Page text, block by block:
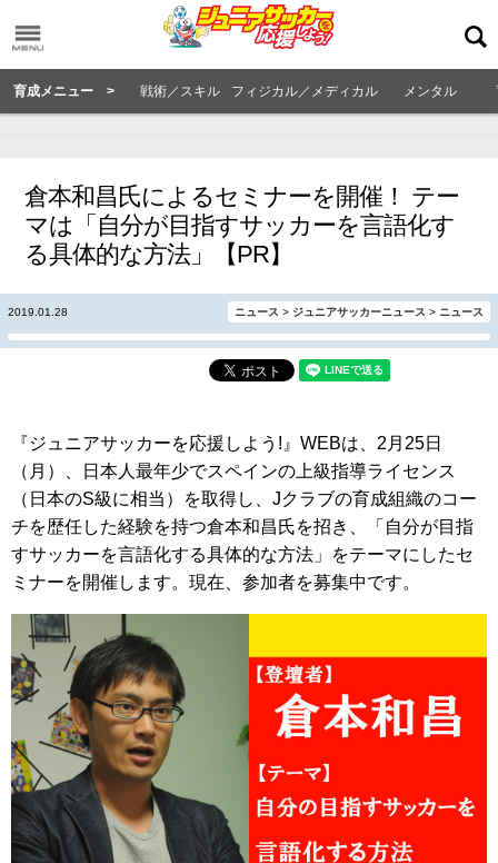
育成メニュー > 戦術／スキル フィジカル／メディカル メンタル
倉本和昌氏によるセミナーを開催！ テー
マは「自分が目指すサッカーを言語化す
る具体的な方法」【PR】
2019.01.28 ニュース > ジュニアサッカーニュース > ニュース
『ジュニアサッカーを応援しよう!』WEBは、2月25日
（月）、日本人最年少でスペインの上級指導ライセンス
（日本のS級に相当）を取得し、Jクラブの育成組織のコー
チを歴任した経験を持つ倉本和昌氏を招き、「自分が目指
すサッカーを言語化する具体的な方法」をテーマにしたセ
ミナーを開催します。現在、参加者を募集中です。